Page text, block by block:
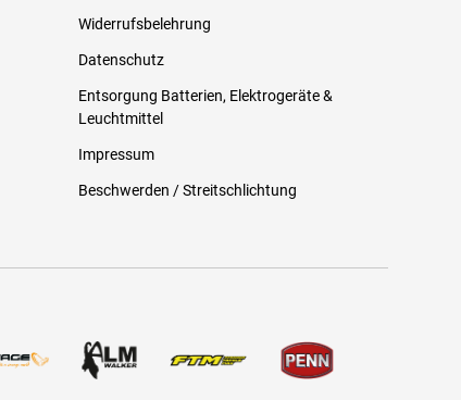
Widerrufsbelehrung
Datenschutz
Entsorgung Batterien, Elektrogeräte &
Leuchtmittel
Impressum
Beschwerden / Streitschlichtung